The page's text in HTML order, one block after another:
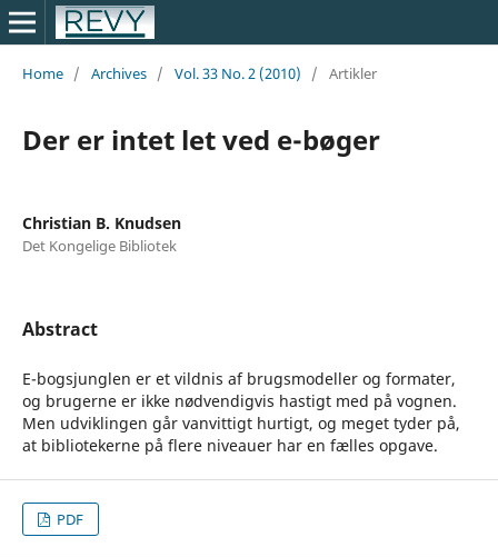
Home / Archives / Vol. 33 No. 2 (2010) / Artikler
Der er intet let ved e-bøger
Christian B. Knudsen
Det Kongelige Bibliotek
Abstract
E-bogsjunglen er et vildnis af brugsmodeller og formater,
og brugerne er ikke nødvendigvis hastigt med på vognen.
Men udviklingen går vanvittigt hurtigt, og meget tyder på,
at bibliotekerne på flere niveauer har en fælles opgave.
PDF